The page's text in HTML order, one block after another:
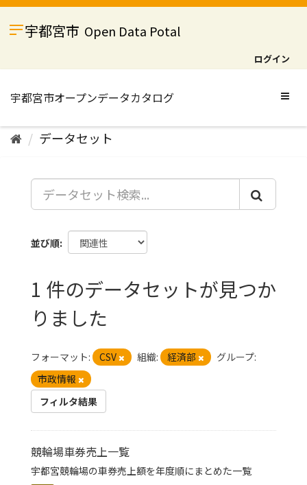
ス
宇都宮市 Open Data Potal
ログイン
データセット
並び順
1 件のデータセットが見つか
りました
フォーマット: CSV 組織: 経済部
グループ:
市政情報
フィルタ結果
競輪場車券売上一覧
宇都宮競輪場の車券売上額を年度順にまとめた一覧